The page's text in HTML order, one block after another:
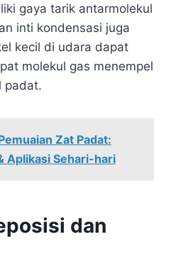
gaya tarik antarmolekul
inti kondensasi juga
kecil di udara dapat
molekul gas menempel
padat.
Zat Padat:
Aplikasi Sehari-hari
dan